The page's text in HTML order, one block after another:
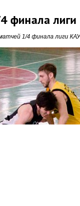
финала
1/4 финала лиги